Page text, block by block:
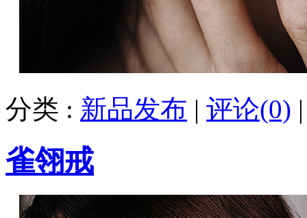
分类 : 新品发布 | 评论(0)
雀翎戒